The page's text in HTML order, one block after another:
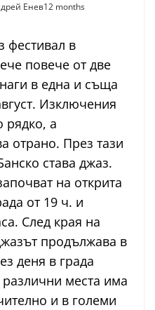
Енев12 months
фестивал в
повече от две
в една и съща
Изключения
рядко, а
отрано. През тази
става джаз.
на открита
от 19 ч. и
След края на
продължава в
деня в града
места има
и в големи